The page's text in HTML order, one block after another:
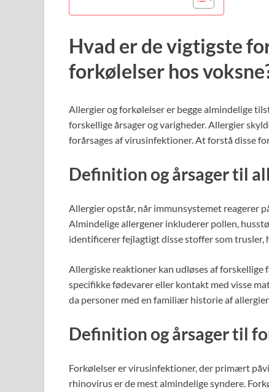
Hvad er de vigtigste
forkølelser hos
Allergier og forkølelser er begge almindelige
forskellige årsager og varigheder. Allergier
forårsages af virusinfektioner. At forstå disse
Definition og årsager til
Allergier opstår, når immunsystemet reagerer
Almindelige allergener inkluderer pollen,
identificerer fejlagtigt disse stoffer som
Allergiske reaktioner kan udløses af
specifikke fødevarer eller kontakt med visse
da personer med en familiær historie af
Definition og årsager til
Forkølelser er virusinfektioner, der primært
rhinovirus er de mest almindelige syndere.